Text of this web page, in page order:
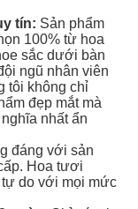
tín: Sản phẩm
100% từ hoa
sắc dưới bàn
ngũ nhân viên
tôi không chỉ
đẹp mắt mà
nhất ẩn
đáng với sản
Hoa tươi
do với mọi mức